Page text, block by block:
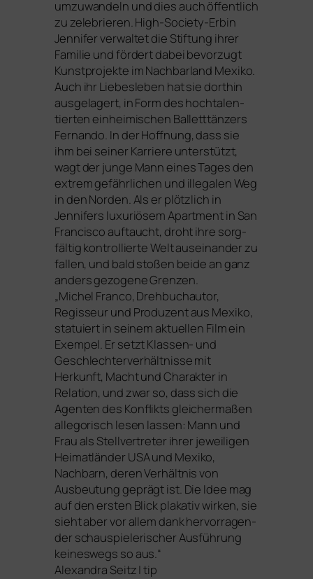
umzu­wan­deln und dies auch öffent­lich
zu zele­brie­ren. High-Society-Erbin
Jennifer ver­wal­tet die Stiftung ihrer
Familie und för­dert dabei bevor­zugt
Kunstprojekte im Nachbarland Mexiko.
Auch ihr Liebesleben hat sie dort­hin
aus­ge­la­gert, in Form des hoch­ta­len­
tier­ten ein­hei­mi­schen Balletttänzers
Fernando. In der Hoffnung, dass sie
ihm bei sei­ner Karriere unter­stützt,
wagt der jun­ge Mann eines Tages den
extrem gefähr­li­chen und ille­ga­len Weg
in den Norden. Als er plötz­lich in
Jennifers luxu­riö­sem Apartment in San
Francisco auf­taucht, droht ihre sorg­
fäl­tig kon­trol­lier­te Welt aus­ein­an­der zu
fal­len, und bald sto­ßen bei­de an ganz
anders gezo­ge­ne Grenzen.
„Michel Franco, Drehbuchautor,
Regisseur und Produzent aus Mexiko,
sta­tu­iert in sei­nem aktu­el­len Film ein
Exempel. Er setzt Klassen- und
Geschlechterverhältnisse mit
Herkunft, Macht und Charakter in
Relation, und zwar so, dass sich die
Agenten des Konflikts glei­cher­ma­ßen
alle­go­risch lesen las­sen: Mann und
Frau als Stellvertreter ihrer jewei­li­gen
Heimatländer USAund Mexiko,
Nachbarn, deren Verhältnis von
Ausbeutung geprägt ist. Die Idee mag
auf den ers­ten Blick pla­ka­tiv wir­ken, sie
sieht aber vor allem dank her­vor­ra­gen­
der schau­spie­le­ri­scher Ausführung
kei­nes­wegs so aus.“
Alexandra Seitz | tip